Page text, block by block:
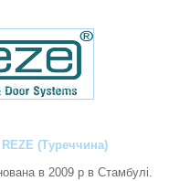
REZE (Туреччина)
в 2009 р в Стамбулі.